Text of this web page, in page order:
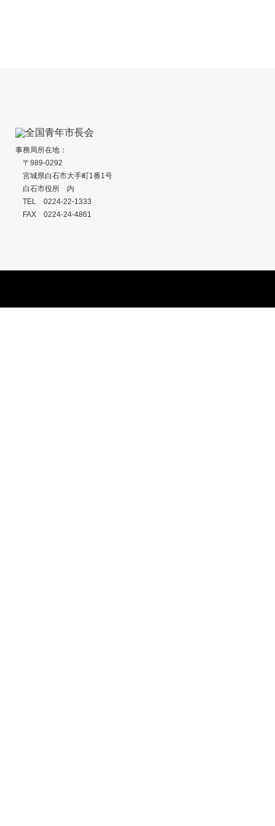
事務局所在地：
〒989-0292
宮城県白石市大手町1番1号
白石市役所 内
TEL 0224-22-1333
FAX 0224-24-4861